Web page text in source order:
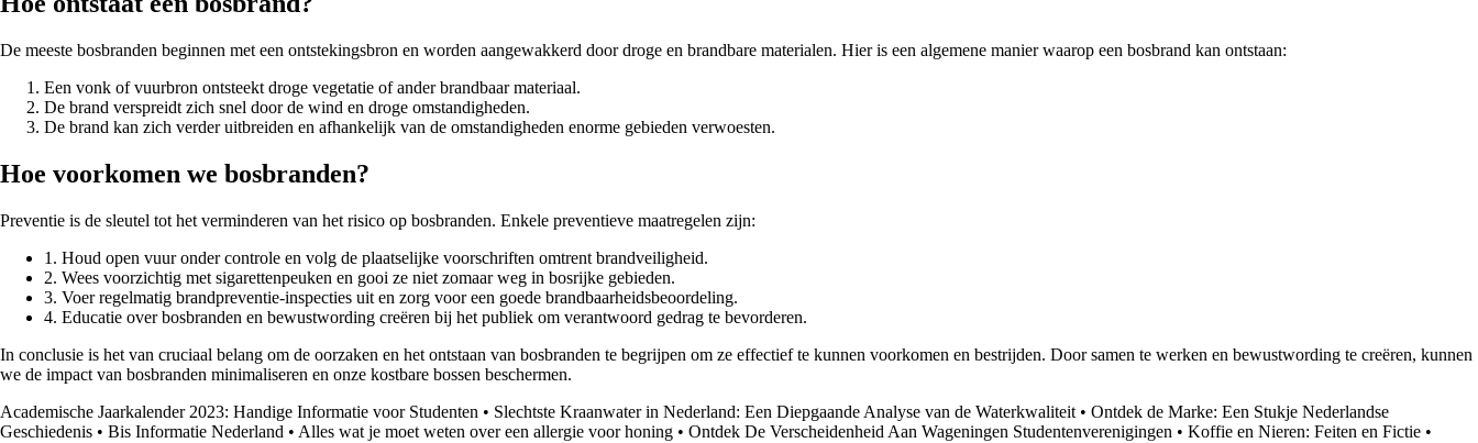
De meeste bosbranden beginnen met een ontstekingsbron en worden aangewakkerd door droge en brandbare materialen. Hier is een algemene manier waarop een bosbrand kan ontstaan:
Een vonk of vuurbron ontsteekt droge vegetatie of ander brandbaar materiaal.
De brand verspreidt zich snel door de wind en droge omstandigheden.
De brand kan zich verder uitbreiden en afhankelijk van de omstandigheden enorme gebieden verwoesten.
Hoe voorkomen we bosbranden?
Preventie is de sleutel tot het verminderen van het risico op bosbranden. Enkele preventieve maatregelen zijn:
1. Houd open vuur onder controle en volg de plaatselijke voorschriften omtrent brandveiligheid.
2. Wees voorzichtig met sigarettenpeuken en gooi ze niet zomaar weg in bosrijke gebieden.
3. Voer regelmatig brandpreventie-inspecties uit en zorg voor een goede brandbaarheidsbeoordeling.
4. Educatie over bosbranden en bewustwording creëren bij het publiek om verantwoord gedrag te bevorderen.
In conclusie is het van cruciaal belang om de oorzaken en het ontstaan van bosbranden te begrijpen om ze effectief te kunnen voorkomen en bestrijden. Door samen te werken en bewustwording te creëren, kunnen
we de impact van bosbranden minimaliseren en onze kostbare bossen beschermen.
Academische Jaarkalender 2023: Handige Informatie voor Studenten • Slechtste Kraanwater in Nederland: Een Diepgaande Analyse van de Waterkwaliteit • Ontdek de Marke: Een Stukje Nederlandse
Geschiedenis • Bis Informatie Nederland • Alles wat je moet weten over een allergie voor honing • Ontdek De Verscheidenheid Aan Wageningen Studentenverenigingen • Koffie en Nieren: Feiten en Fictie •